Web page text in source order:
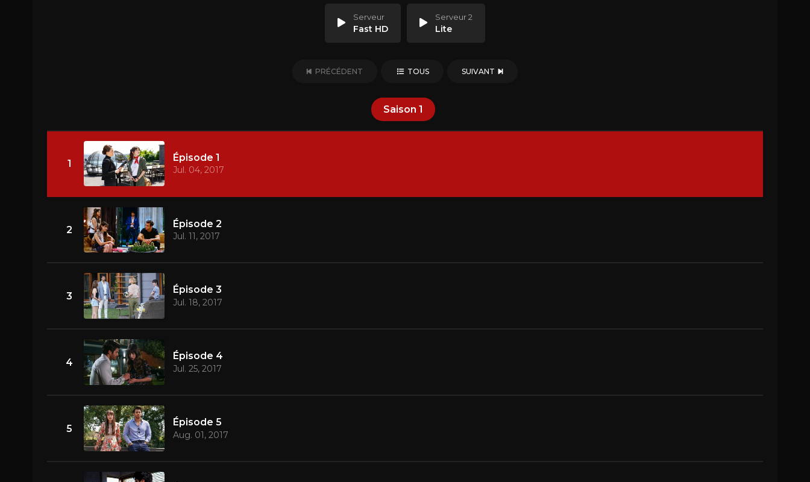
Serveur
Fast HD
Serveur 2
Lite
PRÉCÉDENT TOUS SUIVANT
Saison 1
1
Épisode 1
Jul. 04, 2017
2
Épisode 2
Jul. 11, 2017
3
Épisode 3
Jul. 18, 2017
4
Épisode 4
Jul. 25, 2017
5
Épisode 5
Aug. 01, 2017